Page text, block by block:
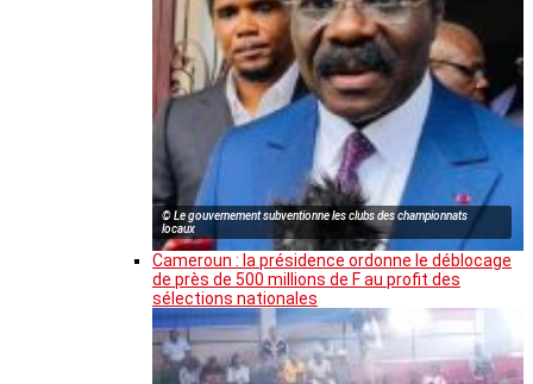
© Le gouvernement subventionne les clubs des championnats
locaux
Cameroun : la présidence ordonne le déblocage
de près de 500 millions de F au profit des
sélections nationales